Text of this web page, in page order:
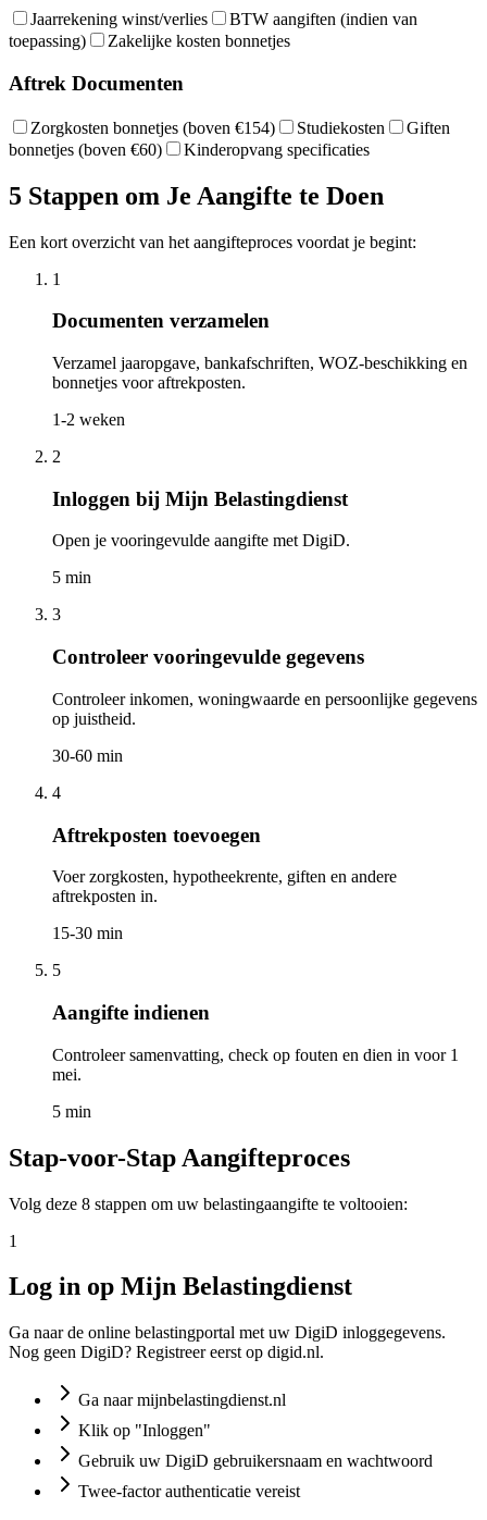
Jaarrekening winst/verlies
BTW aangiften (indien van
toepassing)
Zakelijke kosten bonnetjes
Aftrek Documenten
Zorgkosten bonnetjes (boven €154) Studiekosten
Giften
bonnetjes (boven €60)
Kinderopvang specificaties
5 Stappen om Je Aangifte te Doen
Een kort overzicht van het aangifteproces voordat je begint:
1
Documenten verzamelen
Verzamel jaaropgave, bankafschriften, WOZ-beschikking en
bonnetjes voor aftrekposten.
1-2 weken
2
Inloggen bij Mijn Belastingdienst
Open je vooringevulde aangifte met DigiD.
5 min
3
Controleer vooringevulde gegevens
Controleer inkomen, woningwaarde en persoonlijke gegevens
op juistheid.
30-60 min
4
Aftrekposten toevoegen
Voer zorgkosten, hypotheekrente, giften en andere
aftrekposten in.
15-30 min
5
Aangifte indienen
Controleer samenvatting, check op fouten en dien in voor 1
mei.
5 min
Stap-voor-Stap Aangifteproces
Volg deze 8 stappen om uw belastingaangifte te voltooien:
1
Log in op Mijn Belastingdienst
Ga naar de online belastingportal met uw DigiD inloggegevens.
Nog geen DigiD? Registreer eerst op digid.nl.
Ga naar mijnbelastingdienst.nl
Klik op "Inloggen"
Gebruik uw DigiD gebruikersnaam en wachtwoord
Twee-factor authenticatie vereist